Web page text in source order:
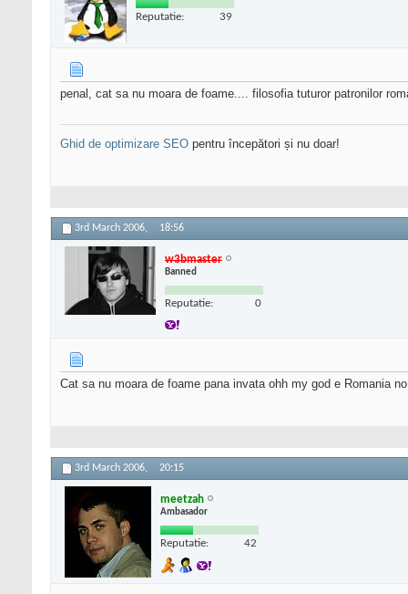
Reputatie: 39
penal, cat sa nu moara de foame.... filosofia tuturor patronilor
Ghid de optimizare SEO pentru începători și nu doar!
3rd March 2006, 18:56
w3bmaster
Banned
Reputatie: 0
Cat sa nu moara de foame pana invata ohh my god e Romania
3rd March 2006, 20:15
meetzah
Ambasador
Reputatie: 42